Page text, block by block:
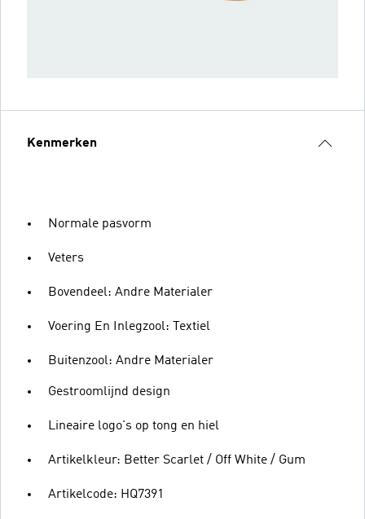
Kenmerken
Normale pasvorm
Veters
Bovendeel: Andre Materialer
Voering En Inlegzool: Textiel
Buitenzool: Andre Materialer
Gestroomlijnd design
Lineaire logo's op tong en hiel
Artikelkleur: Better Scarlet / Off White / Gum
Artikelcode: HQ7391